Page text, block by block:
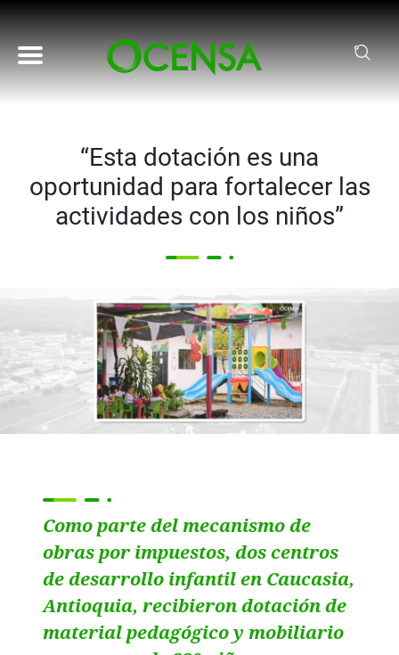
Pasar al contenido principal
“Esta dotación es una
oportunidad para fortalecer las
actividades con los niños”
Como parte del mecanismo de
obras por impuestos, dos centros
de desarrollo infantil en Caucasia,
Antioquia, recibieron dotación de
material pedagógico y mobiliario